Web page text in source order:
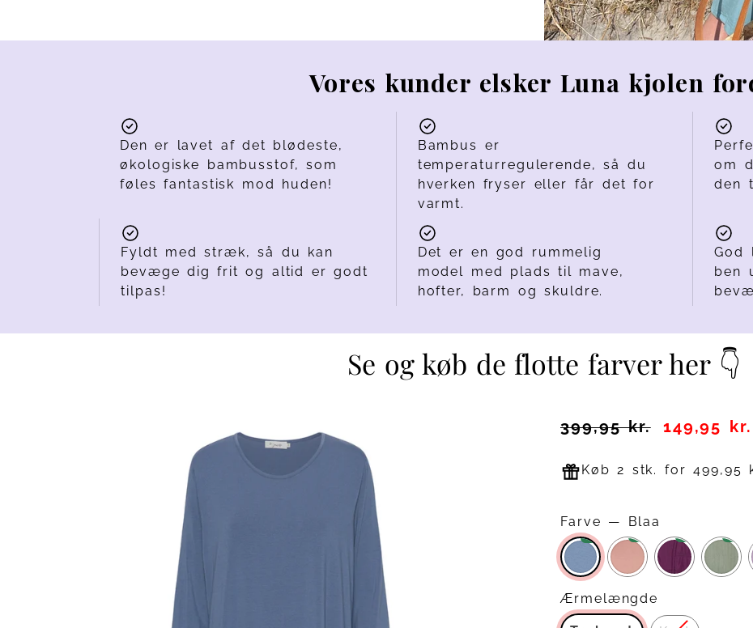
Vores kunder elsker Luna kjolen
Den er lavet af det blødeste,
økologiske bambusstof, som
føles fantastisk mod huden!
Bambus er
temperaturregulerende, så du
hverken fryser eller får det for
varmt.
om
den
Fyldt med stræk, så du kan
bevæge dig frit og altid er godt
tilpas!
Det er en god rummelig
model med plads til mave,
hofter, barm og skuldre.
God
ben
Se og køb de flotte farver her 👇
399,95 kr. 149,95 kr.
Køb 2 stk. for 499,95
Farve — Blaa
−62% −62% −62% −62%
Ærmelængde